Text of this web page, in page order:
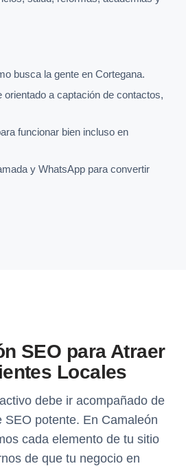
busca la gente en Cortegana.
a captación de contactos,
funcionar bien incluso en
y WhatsApp para convertir
SEO para Atraer
Locales
debe ir acompañado de
SEO potente. En Camaleón
cada elemento de tu sitio
de que tu negocio en